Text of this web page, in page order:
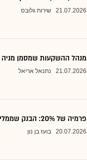
21.07.2026 שירות גלובס
מנהל ההשקעות שמסמן
21.07.2026 נתנאל אריאל
פרמיה של 20%: הבנק שממליץ על שלוש ענקיות הטכנולוגיה
20.07.2026 בועז בן נון